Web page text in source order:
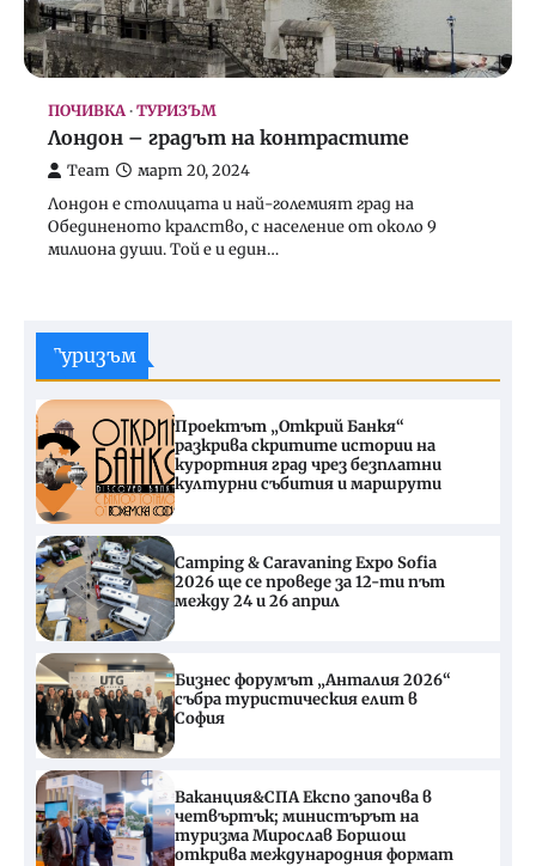
ПОЧИВКА ТУРИЗЪМ
Лондон – градът на контрастите
Team март 20, 2024
Лондон е столицата и най-големият град на
Обединеното кралство, с население от около 9
милиона души. Той е и един…
Туризъм
Проектът „Открий Банкя“
разкрива скритите истории на
курортния град чрез безплатни
културни събития и маршрути
Camping & Caravaning Expo Sofia
2026 ще се проведе за 12-ти път
между 24 и 26 април
Бизнес форумът „Анталия 2026“
събра туристическия елит в
София
Ваканция&СПА Експо започва в
четвъртък; министърът на
туризма Мирослав Боршош
открива международния формат